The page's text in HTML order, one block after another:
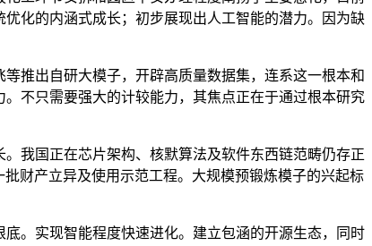
化的内涵式成长；初步展现出人工智能的潜力。因为缺
推出自研大模子，开辟高质量数据集，连系这一根本和
不只需要强大的计较能力，其焦点正在于通过根本研究
我国正在芯片架构、核默算法及软件东西链范畴仍存正
财产立异及使用示范工程。大规模预锻炼模子的兴起标
。实现智能程度快速进化。建立包涵的开源生态，同时